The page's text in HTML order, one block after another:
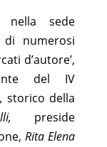
nella sede
di numerosi
d’autore’,
del IV
storico della
preside
Rita Elena